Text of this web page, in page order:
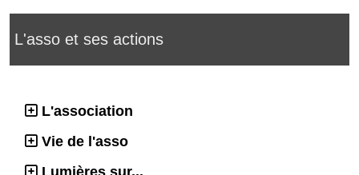
L'asso et ses actions
L'association
Vie de l'asso